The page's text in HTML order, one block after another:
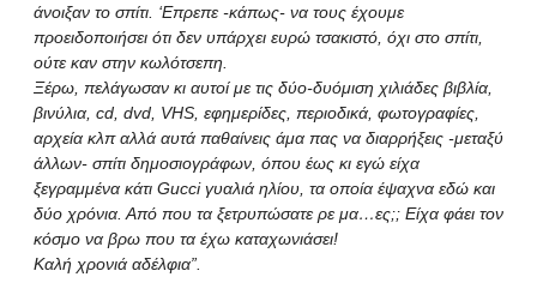
άνοιξαν το σπίτι. ‘Επρεπε -κάπως- να τους έχουμε
προειδοποιήσει ότι δεν υπάρχει ευρώ τσακιστό, όχι στο σπίτι,
ούτε καν στην κωλότσεπη.
Ξέρω, πελάγωσαν κι αυτοί με τις δύο-δυόμιση χιλιάδες βιβλία,
βινύλια, cd, dvd, VHS, εφημερίδες, περιοδικά, φωτογραφίες,
αρχεία κλπ αλλά αυτά παθαίνεις άμα πας να διαρρήξεις -μεταξύ
άλλων- σπίτι δημοσιογράφων, όπου έως κι εγώ είχα
ξεγραμμένα κάτι Gucci γυαλιά ηλίου, τα οποία έψαχνα εδώ και
δύο χρόνια. Από που τα ξετρυπώσατε ρε μα…ες;; Είχα φάει τον
κόσμο να βρω που τα έχω καταχωνιάσει!
Καλή χρονιά αδέλφια”.